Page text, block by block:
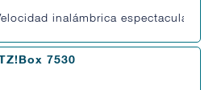
inalámbrica espectacular
7530